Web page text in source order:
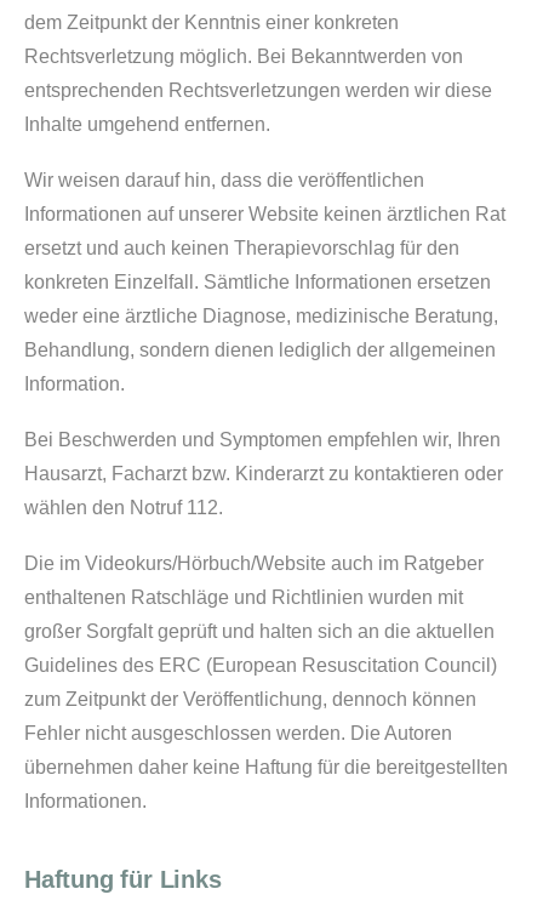
dem Zeitpunkt der Kenntnis einer konkreten
Rechtsverletzung möglich. Bei Bekanntwerden von
entsprechenden Rechtsverletzungen werden wir diese
Inhalte umgehend entfernen.
Wir weisen darauf hin, dass die veröffentlichen
Informationen auf unserer Website keinen ärztlichen Rat
ersetzt und auch keinen Therapievorschlag für den
konkreten Einzelfall. Sämtliche Informationen ersetzen
weder eine ärztliche Diagnose, medizinische Beratung,
Behandlung, sondern dienen lediglich der allgemeinen
Information.
Bei Beschwerden und Symptomen empfehlen wir, Ihren
Hausarzt, Facharzt bzw. Kinderarzt zu kontaktieren oder
wählen den Notruf 112.
Die im Videokurs/Hörbuch/Website auch im Ratgeber
enthaltenen Ratschläge und Richtlinien wurden mit
großer Sorgfalt geprüft und halten sich an die aktuellen
Guidelines des ERC (European Resuscitation Council)
zum Zeitpunkt der Veröffentlichung, dennoch können
Fehler nicht ausgeschlossen werden. Die Autoren
übernehmen daher keine Haftung für die bereitgestellten
Informationen.
Haftung für Links